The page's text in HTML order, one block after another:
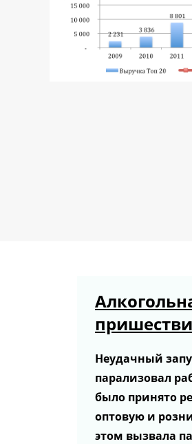
Неудачный
парализовал
было принято
оптовую и
этом вызвала